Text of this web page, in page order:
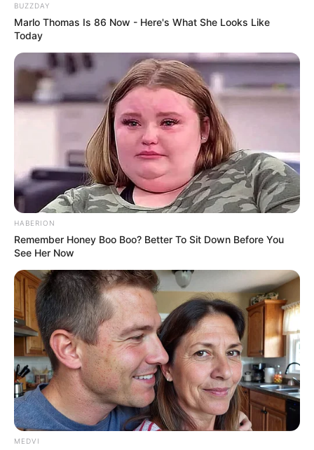
BUZZDAY
Marlo Thomas Is 86 Now - Here's What She Looks Like
Today
HABERION
Remember Honey Boo Boo? Better To Sit Down Before You
See Her Now
MEDVI